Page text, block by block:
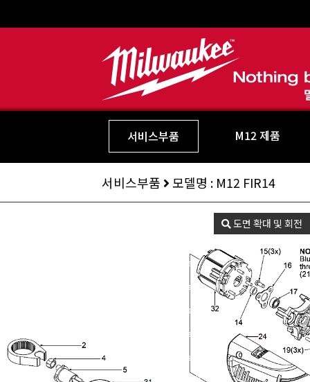
서비스부품 M12 제품
서비스부품 모델명 : M12 FIR14
도면 확대 및 회전